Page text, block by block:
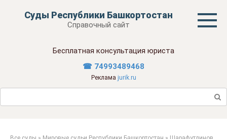
Суды Республики Башкортостан
Справочный сайт
Бесплатная консультация юриста
☎ 74993489468
Реклама jurik.ru
Поиск: